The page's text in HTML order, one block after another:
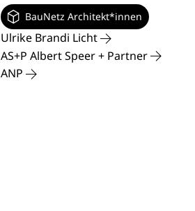
BauNetz Architekt*innen
Ulrike Brandi Licht
AS+P Albert Speer + Partner
ANP